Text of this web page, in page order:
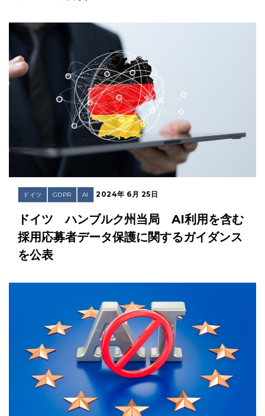
ドイツ GDPR AI 2024年 6月 25日
ドイツ ハンブルク州当局 AI利用を含む
採用応募者データ保護に関するガイダンス
を公表